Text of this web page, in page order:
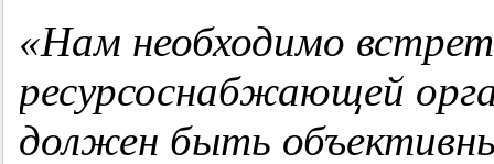
«Нам необходимо
ресурсоснабжающей
должен быть